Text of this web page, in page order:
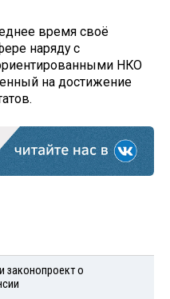
время своё
наряду с
НКО
на достижение
законопроект о